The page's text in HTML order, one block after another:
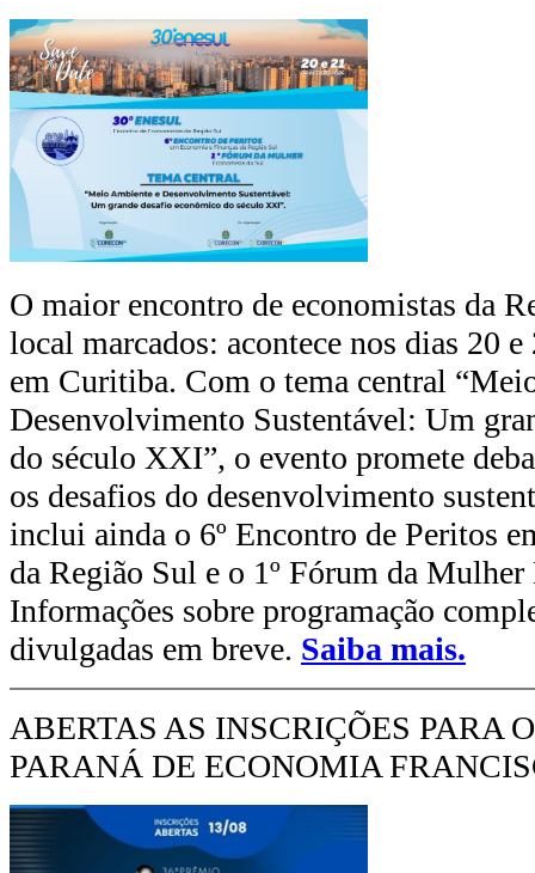
O maior encontro de economistas da
local marcados: acontece nos dias 20
em Curitiba. Com o tema central
Desenvolvimento Sustentável: Um
do século XXI”, o evento promete
os desafios do desenvolvimento
inclui ainda o 6º Encontro de Peritos
da Região Sul e o 1º Fórum da
Informações sobre programação
divulgadas em breve. Saiba mais.
ABERTAS AS INSCRIÇÕES PARA
PARANÁ DE ECONOMIA